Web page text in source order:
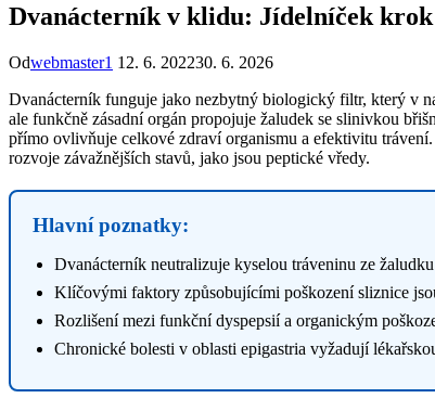
Dvanácterník v klidu: Jídelníček
Odwebmaster1 12. 6. 202230. 6. 2026
Dvanácterník funguje jako nezbytný biologický filtr, který v
ale funkčně zásadní orgán propojuje žaludek se slinivkou
přímo ovlivňuje celkové zdraví organismu a efektivitu
rozvoje závažnějších stavů, jako jsou peptické vředy.
Hlavní poznatky:
Dvanácterník neutralizuje kyselou tráveninu ze
Klíčovými faktory způsobujícími poškození sliznice
Rozlišení mezi funkční dyspepsií a organickým
Chronické bolesti v oblasti epigastria vyžadují